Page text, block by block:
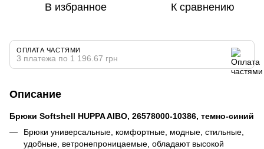
В избранное К сравнению
ОПЛАТА ЧАСТЯМИ
3 платежа по 1 196.67 грн
Описание
Брюки Softshell HUPPA AIBO, 26578000-10386, темно-синий
Брюки универсальные, комфортные, модные, стильные,
удобные, ветронепроницаемые, обладают высокой